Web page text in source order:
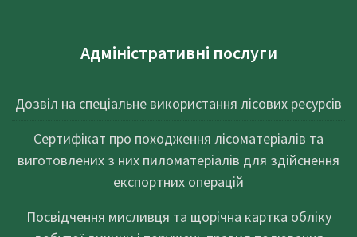
Адміністративні послуги
Дозвіл на спеціальне використання лісових ресурсів
Сертифікат про походження лісоматеріалів та
виготовлених з них пиломатеріалів для здійснення
експортних операцій
Посвідчення мисливця та щорічна картка обліку